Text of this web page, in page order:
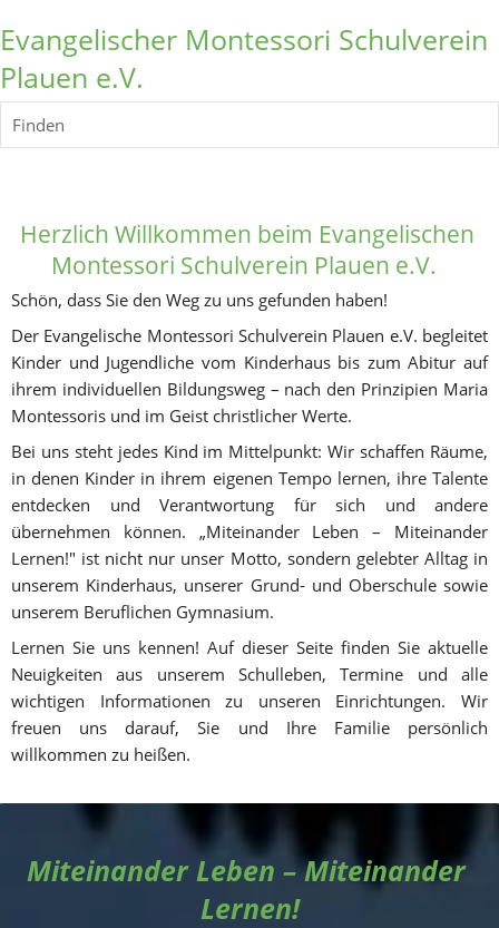
Evangelischer Montessori Schulverein
Plauen e.V.
Finden
Herzlich Willkommen beim Evangelischen
Montessori Schulverein Plauen e.V.
Schön, dass Sie den Weg zu uns gefunden haben!
Der Evangelische Montessori Schulverein Plauen e.V. begleitet
Kinder und Jugendliche vom Kinderhaus bis zum Abitur auf
ihrem individuellen Bildungsweg – nach den Prinzipien Maria
Montessoris und im Geist christlicher Werte.
Bei uns steht jedes Kind im Mittelpunkt: Wir schaffen Räume,
in denen Kinder in ihrem eigenen Tempo lernen, ihre Talente
entdecken und Verantwortung für sich und andere
übernehmen können. „Miteinander Leben – Miteinander
Lernen!" ist nicht nur unser Motto, sondern gelebter Alltag in
unserem Kinderhaus, unserer Grund- und Oberschule sowie
unserem Beruflichen Gymnasium.
Lernen Sie uns kennen! Auf dieser Seite finden Sie aktuelle
Neuigkeiten aus unserem Schulleben, Termine und alle
wichtigen Informationen zu unseren Einrichtungen. Wir
freuen uns darauf, Sie und Ihre Familie persönlich
willkommen zu heißen.
Miteinander Leben – Miteinander
Lernen!